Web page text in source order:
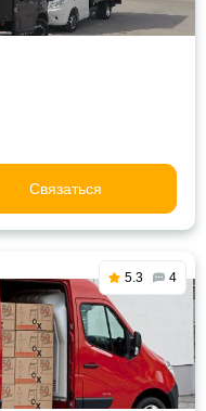
Связаться
5.3 4